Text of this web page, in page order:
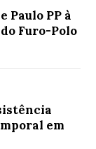
Paulo PP à
Furo-Polo
em